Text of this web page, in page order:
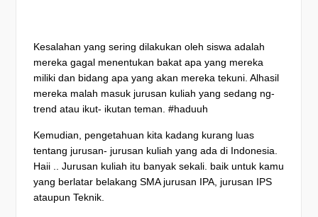
Kesalahan yang sering dilakukan oleh siswa adalah
mereka gagal menentukan bakat apa yang mereka
miliki dan bidang apa yang akan mereka tekuni. Alhasil
mereka malah masuk jurusan kuliah yang sedang ng-
trend atau ikut- ikutan teman. #haduuh
Kemudian, pengetahuan kita kadang kurang luas
tentang jurusan- jurusan kuliah yang ada di Indonesia.
Haii .. Jurusan kuliah itu banyak sekali. baik untuk kamu
yang berlatar belakang SMA jurusan IPA, jurusan IPS
ataupun Teknik.